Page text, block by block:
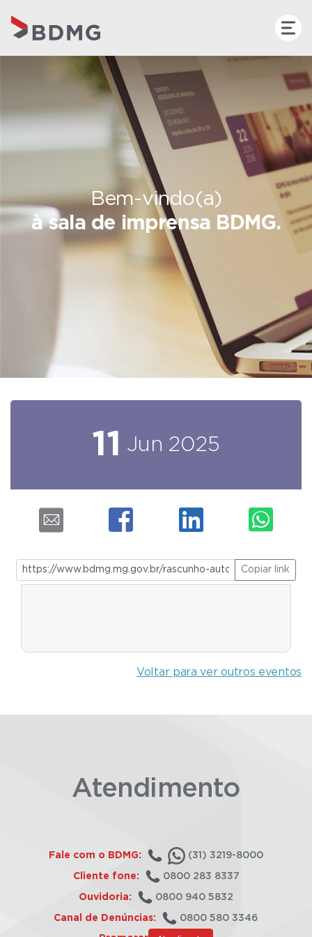
Bem-vindo(a)
à sala de imprensa BDMG.
11 Jun 2025
Copiar link
Voltar para ver outros eventos
Atendimento
Fale com o BDMG: (31) 3219-8000
Cliente fone: 0800 283 8337
Ouvidoria: 0800 940 5832
Canal de Denúncias: 0800 580 3346